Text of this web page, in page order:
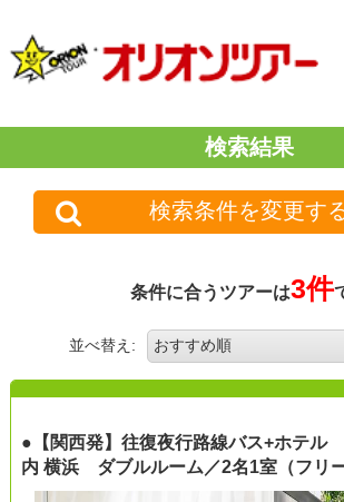
検索結果
検索条件を変更す
条件に合うツアーは3件
並べ替え:
●【関西発】往復夜行路線バス+ホテル
内 横浜 ダブルルーム／2名1室（フリー